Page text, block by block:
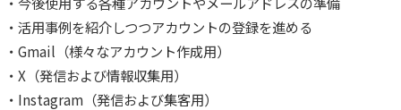
・活用事例を紹介しつつアカウントの登録を進める
・Gmail（様々なアカウント作成用）
・X（発信および情報収集用）
・Instagram（発信および集客用）